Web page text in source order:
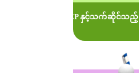
MOEP နှင့်သက်ဆိုင်သည့်